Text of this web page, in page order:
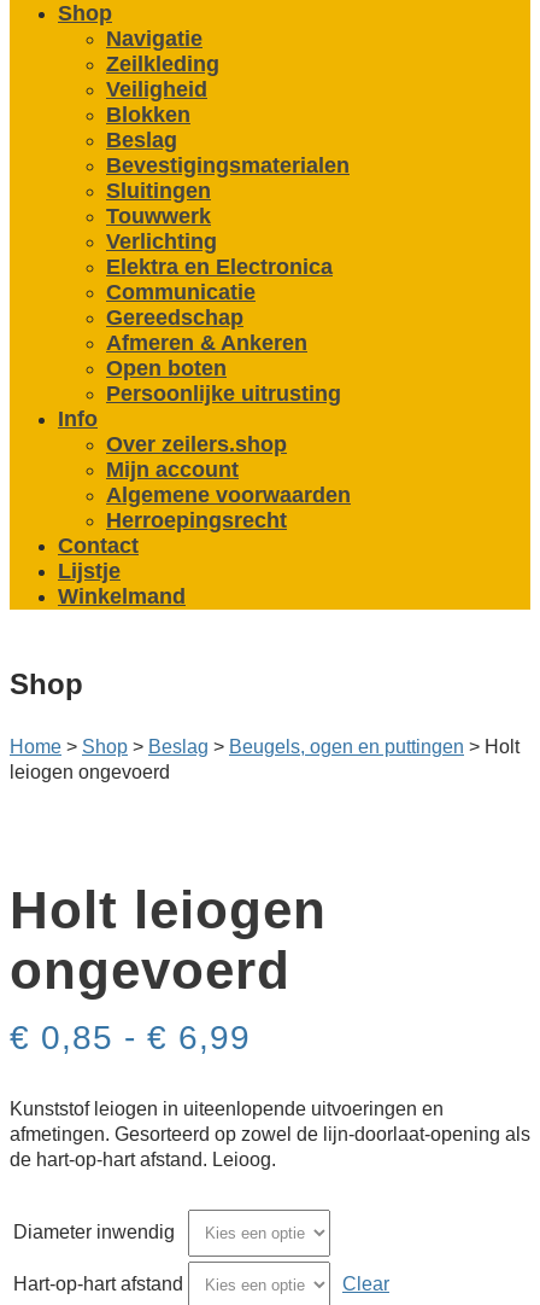
Shop
Navigatie
Zeilkleding
Veiligheid
Blokken
Beslag
Bevestigings­­materialen
Sluitingen
Touwwerk
Verlichting
Elektra en Electronica
Communicatie
Gereedschap
Afmeren & Ankeren
Open boten
Persoonlijke uitrusting
Info
Over zeilers.shop
Mijn account
Algemene voorwaarden
Herroepingsrecht
Contact
Lijstje
Winkelmand
Shop
Home > Shop > Beslag > Beugels, ogen en puttingen > Holt
leiogen ongevoerd
Holt leiogen
ongevoerd
€ 0,85 - € 6,99
€ 6,99
Kunststof leiogen in uiteenlopende uitvoeringen en
afmetingen. Gesorteerd op zowel de lijn-doorlaat-opening als
de hart-op-hart afstand. Leioog.
Diameter inwendig
Hart-op-hart afstand Clear